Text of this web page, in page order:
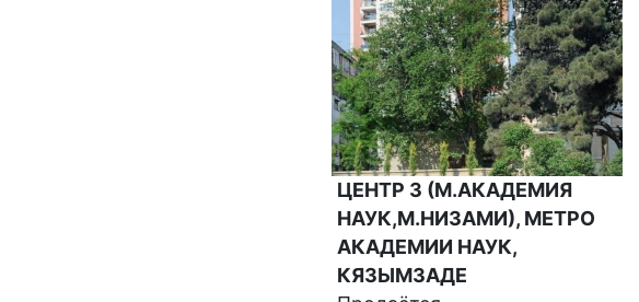
ЦЕНТР 3 (М.АКАДЕМИЯ
НАУК,М.НИЗАМИ), МЕТРО
АКАДЕМИИ НАУК,
КЯЗЫМЗАДЕ